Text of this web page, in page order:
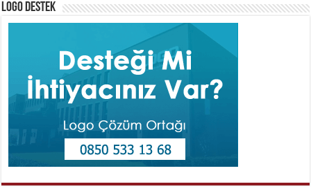
Logo Destek